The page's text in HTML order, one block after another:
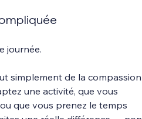
journée.
simplement de la compassion
une activité, que vous
que vous prenez le temps